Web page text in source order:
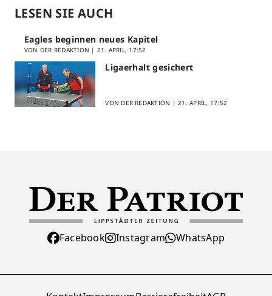
LESEN SIE AUCH
Eagles beginnen neues Kapitel
VON DER REDAKTION | 21. APRIL, 17:52
Ligaerhalt gesichert
VON DER REDAKTION |21. APRIL, 17:52
Facebook Instagram WhatsApp